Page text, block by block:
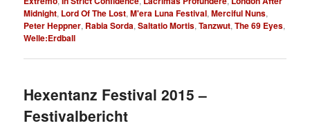
Midnight, Lord Of The Lost,M'era Luna Festival,Merciful Nuns,
Peter Heppner, Rabia Sorda,Saltatio Mortis,Tanzwut,The 69 Eyes,
Welle:Erdball
Hexentanz Festival 2015 –
Festivalbericht